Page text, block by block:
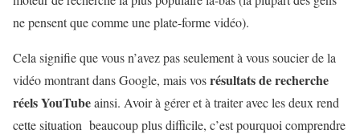
ne pensent que comme une plate-forme vidéo).
Cela signifie que vous n’avez pas seulement à vous soucier de la
vidéo montrant dans Google, mais vosrésultats de recherche
réels YouTubeainsi. Avoir à gérer et à traiter avec les deux rend
cette situation beaucoup plus difficile, c’est pourquoi comprendre